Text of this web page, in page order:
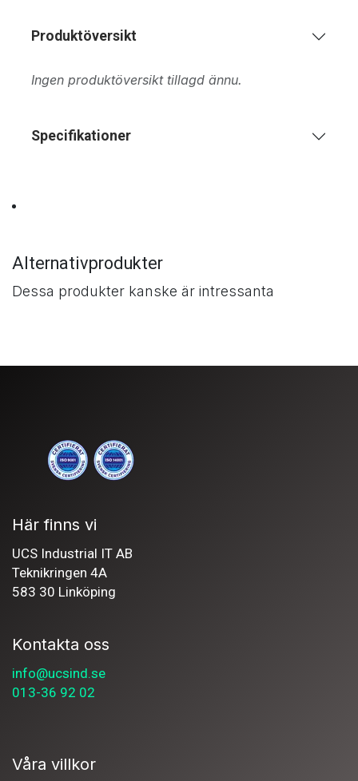
Produktöversikt
Ingen produktöversikt tillagd ännu.
Specifikationer
Alternativprodukter
Dessa produkter kanske är intressanta
Här finns vi
UCS Industrial IT AB
Teknikringen 4A
583 30 Linköping
Kontakta oss
info@ucsind.se
013-36 92 02
Våra villkor